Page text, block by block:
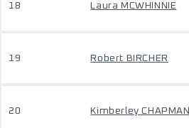
18 Laura MCWHINNIE
19 Robert BIRCHER
20 Kimberley CHAPMAN